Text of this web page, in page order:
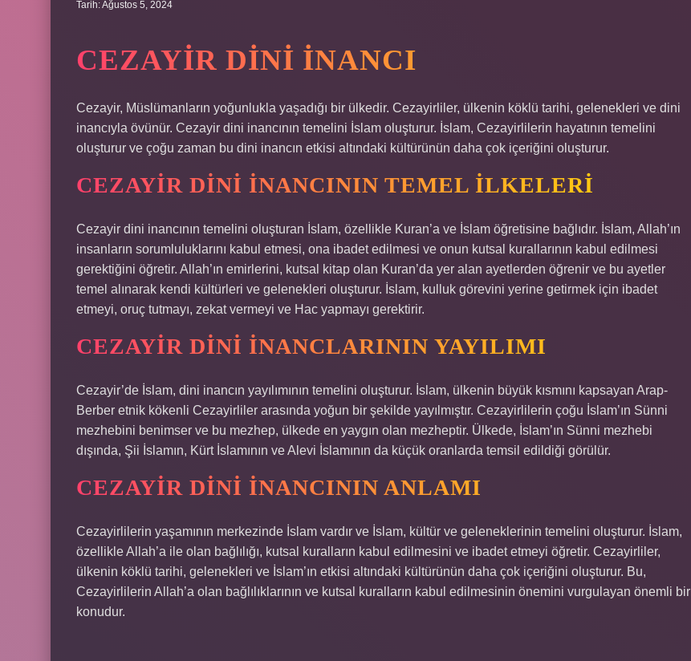
Tarih: Ağustos 5, 2024
CEZAYIR DINI İNANCI
Cezayir, Müslümanların yoğunlukla yaşadığı bir ülkedir. Cezayirliler, ülkenin köklü tarihi, gelenekleri ve dini
inancıyla övünür. Cezayir dini inancının temelini İslam oluşturur. İslam, Cezayirlilerin hayatının temelini
oluşturur ve çoğu zaman bu dini inancın etkisi altındaki kültürünün daha çok içeriğini oluşturur.
CEZAYIR DINI İNANCININ TEMEL İLKELERI
Cezayir dini inancının temelini oluşturan İslam, özellikle Kuran’a ve İslam öğretisine bağlıdır. İslam, Allah’ın
insanların sorumluluklarını kabul etmesi, ona ibadet edilmesi ve onun kutsal kurallarının kabul edilmesi
gerektiğini öğretir. Allah’ın emirlerini, kutsal kitap olan Kuran’da yer alan ayetlerden öğrenir ve bu ayetler
temel alınarak kendi kültürleri ve gelenekleri oluşturur. İslam, kulluk görevini yerine getirmek için ibadet
etmeyi, oruç tutmayı, zekat vermeyi ve Hac yapmayı gerektirir.
CEZAYIR DINI İNANCLARININ YAYILIMI
Cezayir’de İslam, dini inancın yayılımının temelini oluşturur. İslam, ülkenin büyük kısmını kapsayan Arap-
Berber etnik kökenli Cezayirliler arasında yoğun bir şekilde yayılmıştır. Cezayirlilerin çoğu İslam’ın Sünni
mezhebini benimser ve bu mezhep, ülkede en yaygın olan mezheptir. Ülkede, İslam’ın Sünni mezhebi
dışında, Şii İslamın, Kürt İslamının ve Alevi İslamının da küçük oranlarda temsil edildiği görülür.
CEZAYIR DINI İNANCININ ANLAMI
Cezayirlilerin yaşamının merkezinde İslam vardır ve İslam, kültür ve geleneklerinin temelini oluşturur. İslam,
özellikle Allah’a ile olan bağlılığı, kutsal kuralların kabul edilmesini ve ibadet etmeyi öğretir. Cezayirliler,
ülkenin köklü tarihi, gelenekleri ve İslam’ın etkisi altındaki kültürünün daha çok içeriğini oluşturur. Bu,
Cezayirlilerin Allah’a olan bağlılıklarının ve kutsal kuralların kabul edilmesinin önemini vurgulayan önemli bir
konudur.